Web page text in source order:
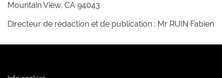
Mountain View, CA 94043
Directeur de rédaction et de publication : Mr RUIN Fabien